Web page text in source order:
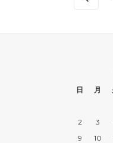
日
月
2
3
9
10